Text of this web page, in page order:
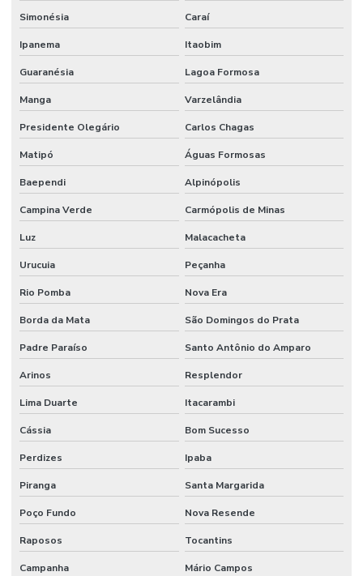
Terminal Hidráulico Dko
Terminal Hidráulico Fêmea 45 Graus
Terminal Hidráulico Fêmea Dko Mg
Terminal Hidráulico Fêmea Minas Gerais
Terminal Hidráulico Fêmea Para Mangueiras
Terminal Hidráulico Fêmea Unf Jic Minas Gerais
Terminal Hidráulico Flange
Terminal Hidráulico Flange Minas Gerais
Terminal Hidraulico Macho Fixo Em Minas Gerais
Terminal Hidraulico Macho Npt
Terminal Hidráulico Orfs
Terminal Hidráulico Para Mangueira
Terminal Hidráulico Unf Jic Para Mangueiras
Terminal Hidráulico Variado Minas Gerais
Terminal Macho Fixo Para Mangueira Minas Gerais
Terminal Macho Métrico Sede 24 Graus Mg
Terminal Macho Unf Jic 37 Graus
Simonésia Caraí
Ipanema Itaobim
Guaranésia Lagoa Formosa
Manga Varzelândia
Presidente Olegário Carlos Chagas
Matipó Águas Formosas
Baependi Alpinópolis
Campina Verde Carmópolis de Minas
Luz Malacacheta
Urucuia Peçanha
Rio Pomba Nova Era
Borda da Mata São Domingos do Prata
Padre Paraíso Santo Antônio do Amparo
Arinos Resplendor
Lima Duarte Itacarambi
Cássia Bom Sucesso
Perdizes Ipaba
Piranga Santa Margarida
Poço Fundo Nova Resende
Raposos Tocantins
Campanha Mário Campos